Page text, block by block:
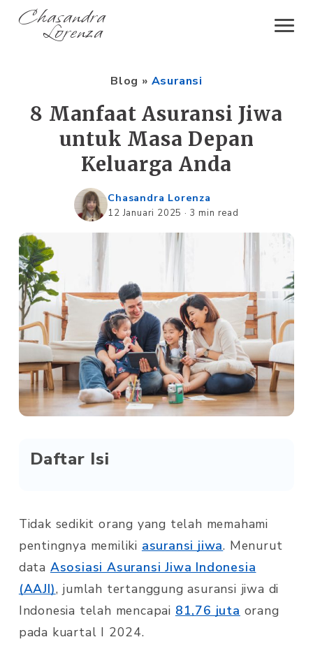
Chasandra
Lorenza
Blog » Asuransi
8 Manfaat Asuransi Jiwa
untuk Masa Depan
Keluarga Anda
Chasandra Lorenza
12 Januari 2025 · 3 min read
Daftar Isi
Tidak sedikit orang yang telah memahami
pentingnya memiliki asuransi jiwa. Menurut
data Asosiasi Asuransi Jiwa Indonesia
(AAJI), jumlah tertanggung asuransi jiwa di
Indonesia telah mencapai 81,76 juta orang
pada kuartal I 2024.